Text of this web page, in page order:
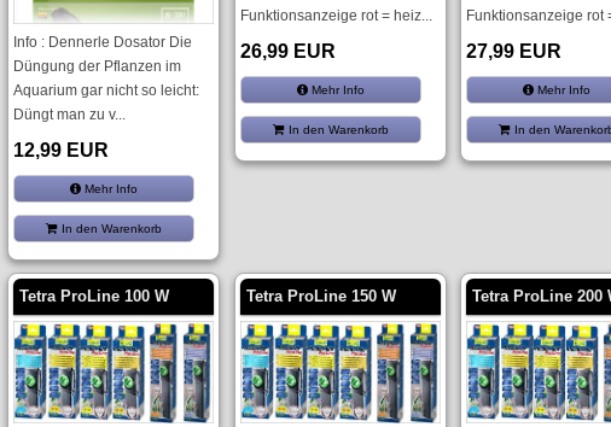
Info : Dennerle Dosator Die
Düngung der Pflanzen im
Aquarium gar nicht so leicht:
Düngt man zu v...
12,99 EUR
Mehr Info
In den Warenkorb
Funktionsanzeige rot = heiz...
26,99 EUR
Mehr Info
In den Warenkorb
Funktionsanzeige rot
27,99 EUR
Mehr Info
In den
Tetra ProLine 100 W Tetra ProLine 150 W Tetra ProLine 200